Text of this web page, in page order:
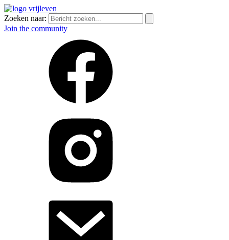
Zoeken naar:
Join the community